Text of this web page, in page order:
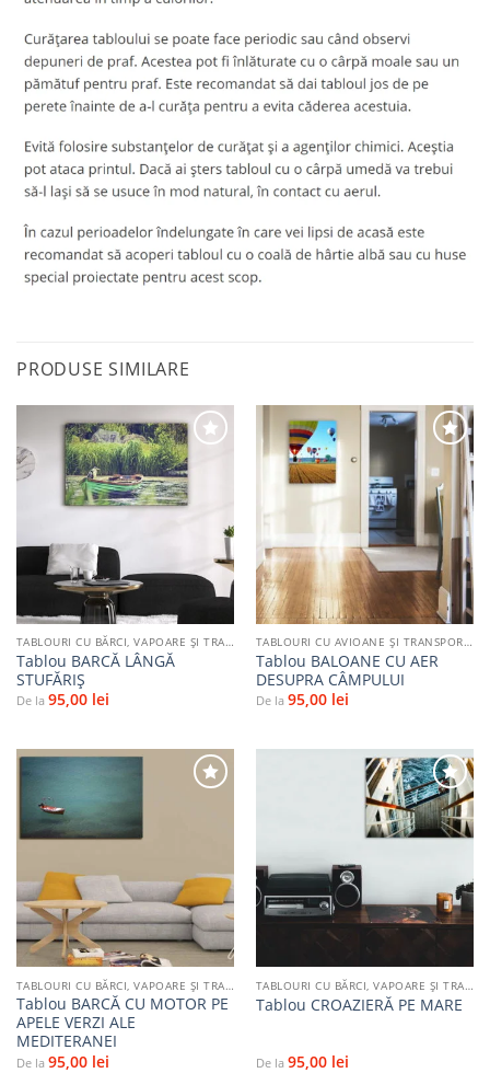
PRODUSE SIMILARE
Adaugă
favorite
TABLOURI CU BĂRCI, VAPOARE ȘI TRANSPORT PE APĂ
Tablou BARCĂ LÂNGĂ
STUFĂRIȘ
De la 95,00 lei
Adaugă
la
favorite
TABLOURI CU AVIOANE ȘI TRANSPORT AERIAN
Tablou BALOANE CU AER
DESUPRA CÂMPULUI
De la 95,00 lei
favorite
TABLOURI CU BĂRCI, VAPOARE ȘI TRANSPORT PE APĂ
Tablou BARCĂ CU MOTOR PE
APELE VERZI ALE
MEDITERANEI
De la 95,00 lei
Adaugă
TABLOURI CU BĂRCI, VAPOARE ȘI TRANSPORT PE APĂ
Tablou CROAZIERĂ PE MARE
De la 95,00 lei